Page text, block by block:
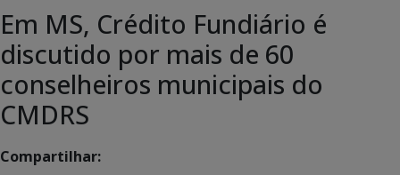
Em MS, Crédito Fundiário é
discutido por mais de 60
conselheiros municipais do
CMDRS
Compartilhar: